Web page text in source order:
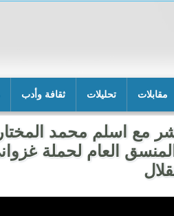
مقابلات تحليلات ثقافة وأدب
مع اسلم محمد